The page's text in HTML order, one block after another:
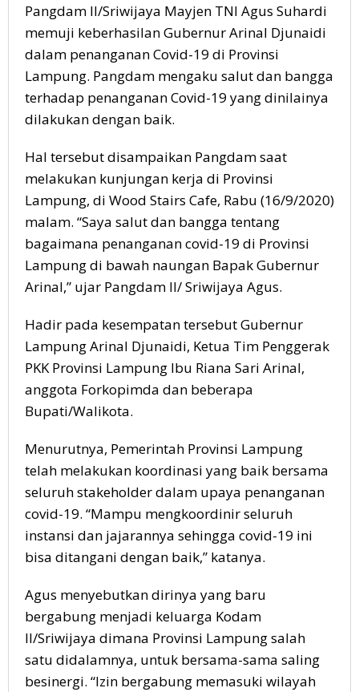
Pangdam II/Sriwijaya Mayjen TNI Agus Suhardi
memuji keberhasilan Gubernur Arinal Djunaidi
dalam penanganan Covid-19 di Provinsi
Lampung. Pangdam mengaku salut dan bangga
terhadap penanganan Covid-19 yang dinilainya
dilakukan dengan baik.
Hal tersebut disampaikan Pangdam saat
melakukan kunjungan kerja di Provinsi
Lampung, di Wood Stairs Cafe, Rabu (16/9/2020)
malam. “Saya salut dan bangga tentang
bagaimana penanganan covid-19 di Provinsi
Lampung di bawah naungan Bapak Gubernur
Arinal,” ujar Pangdam II/ Sriwijaya Agus.
Hadir pada kesempatan tersebut Gubernur
Lampung Arinal Djunaidi, Ketua Tim Penggerak
PKK Provinsi Lampung Ibu Riana Sari Arinal,
anggota Forkopimda dan beberapa
Bupati/Walikota.
Menurutnya, Pemerintah Provinsi Lampung
telah melakukan koordinasi yang baik bersama
seluruh stakeholder dalam upaya penanganan
covid-19. “Mampu mengkoordinir seluruh
instansi dan jajarannya sehingga covid-19 ini
bisa ditangani dengan baik,” katanya.
Agus menyebutkan dirinya yang baru
bergabung menjadi keluarga Kodam
II/Sriwijaya dimana Provinsi Lampung salah
satu didalamnya, untuk bersama-sama saling
besinergi. “Izin bergabung memasuki wilayah